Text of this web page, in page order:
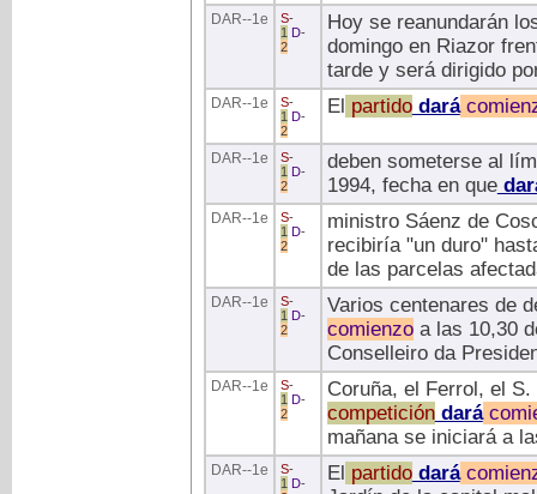
DAR--1e S-
1
D-
2
Hoy se reanundarán
domingo en Riazor
tarde y será dirigido
DAR--1e S-
1
D-
2
El partidodará
DAR--1e S-
1
D-
2
deben someterse al
1994, fecha en que
DAR--1e S-
1
D-
2
ministro Sáenz de
recibiría "un duro"
de las parcelas
DAR--1e S-
1
D-
2
Varios centenares de
comienzoa las 10,30
Conselleiro da
DAR--1e S-
1
D-
2
Coruña, el Ferrol, el
competicióndará
mañana se iniciará a
DAR--1e S-
1
D-
El partidodará